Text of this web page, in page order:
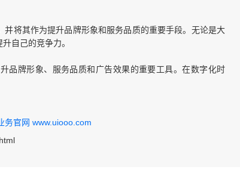
并将其作为提升品牌形象和服务品质的重要手段。无论是大
自己的竞争力。
品牌形象、服务品质和广告效果的重要工具。在数字化时
务官网 www.uiooo.com